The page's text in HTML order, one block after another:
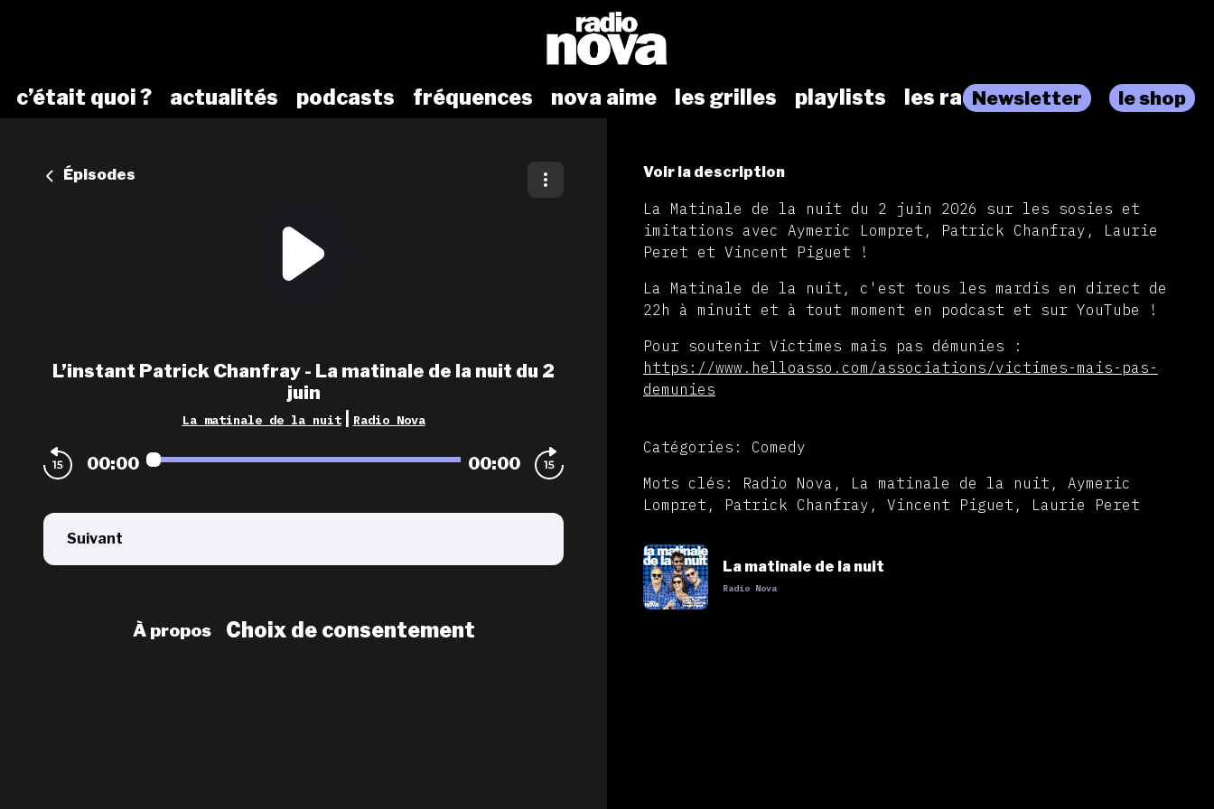
c’était quoi ? actualités podcasts fréquences nova aime les grilles playlists les radiosNewsletter le shop
Épisodes
L’instant Patrick Chanfray - La matinale de la nuit du 2
juin
La matinale de la nuit Radio Nova
00:00 00:00
Suivant
À propos Choix de consentement
Voir la description
La Matinale de la nuit du 2 juin 2026 sur les sosies et
imitations avec Aymeric Lompret, Patrick Chanfray, Laurie
Peret et Vincent Piguet !
La Matinale de la nuit, c'est tous les mardis en direct de
22h à minuit et à tout moment en podcast et sur YouTube !
Pour soutenir Victimes mais pas démunies :
https://www.helloasso.com/associations/victimes-mais-pas-
demunies
Catégories: Comedy
Mots clés: Radio Nova, La matinale de la nuit, Aymeric
Lompret, Patrick Chanfray, Vincent Piguet, Laurie Peret
La matinale de la nuit
Radio Nova